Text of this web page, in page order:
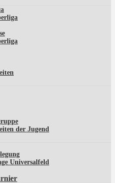
der Jugend
Universalfeld